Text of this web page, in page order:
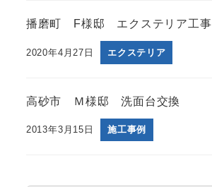
播磨町 F様邸 エクステリア工事
2020年4月27日 エクステリア
高砂市 Ｍ様邸 洗面台交換
2013年3月15日 施工事例